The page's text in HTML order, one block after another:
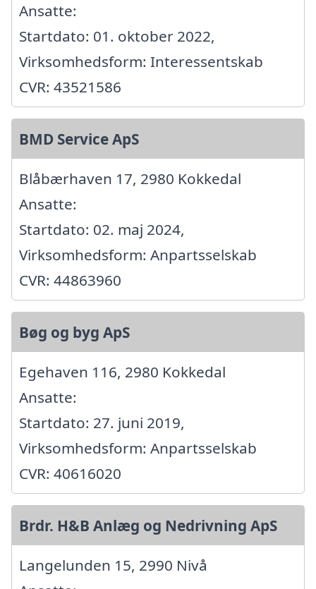
Ansatte:
Startdato: 01. oktober 2022,
Virksomhedsform: Interessentskab
CVR: 43521586
BMD Service ApS
Blåbærhaven 17, 2980 Kokkedal
Ansatte:
Startdato: 02. maj 2024,
Virksomhedsform: Anpartsselskab
CVR: 44863960
Bøg og byg ApS
Egehaven 116, 2980 Kokkedal
Ansatte:
Startdato: 27. juni 2019,
Virksomhedsform: Anpartsselskab
CVR: 40616020
Brdr. H&B Anlæg og Nedrivning ApS
Langelunden 15, 2990 Nivå